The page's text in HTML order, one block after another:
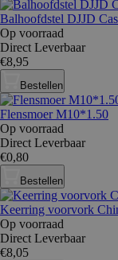
Balhoofdstel DJJD
Op voorraad
Direct Leverbaar
€8,95
Bestellen
Flensmoer M10*1.50
Op voorraad
Direct Leverbaar
€0,80
Bestellen
Keerring voorvork
Op voorraad
Direct Leverbaar
€8,05